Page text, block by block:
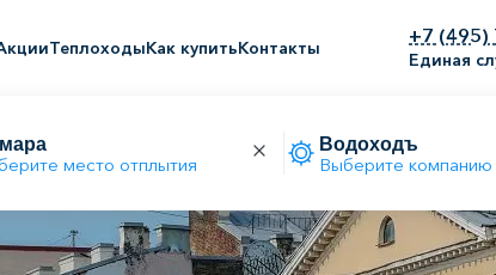
ТеплоходыКак купитьКонтакты
+7 (495)
Единая
место отплытия Выберите компанию